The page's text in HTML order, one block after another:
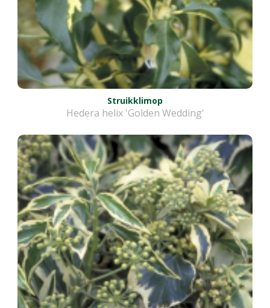
Struikklimop
Hedera helix 'Golden Wedding'